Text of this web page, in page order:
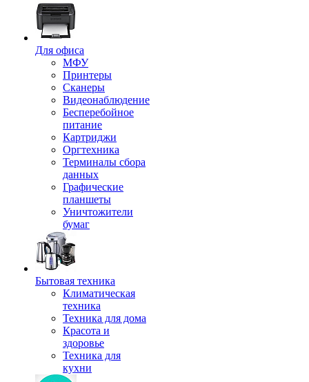
Для офиса
МФУ
Принтеры
Сканеры
Видеонаблюдение
Бесперебойное
питание
Картриджи
Оргтехника
Терминалы сбора
данных
Графические
планшеты
Уничтожители
бумаг
Бытовая техника
Климатическая
техника
Техника для дома
Красота и
здоровье
Техника для
кухни